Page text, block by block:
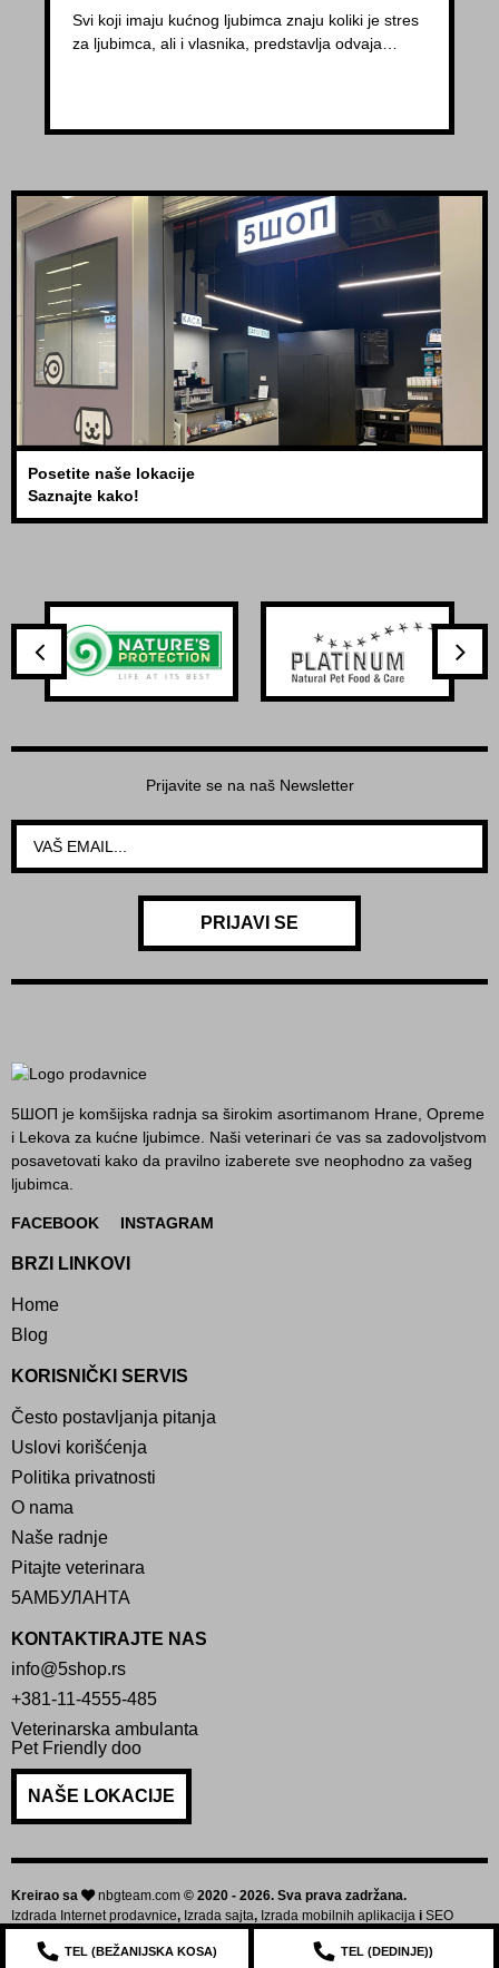
Svi koji imaju kućnog ljubimca znaju koliki je stres
za ljubimca, ali i vlasnika, predstavlja odvaja…
Posetite naše lokacije
Saznajte kako!
Prijavite se na naš Newsletter
PRIJAVI SE
5ШОП je komšijska radnja sa širokim asortimanom Hrane, Opreme
i Lekova za kućne ljubimce. Naši veterinari će vas sa zadovoljstvom
posavetovati kako da pravilno izaberete sve neophodno za vašeg
ljubimca.
FACEBOOK INSTAGRAM
BRZI LINKOVI
Home
Blog
KORISNIČKI SERVIS
Često postavljanja pitanja
Uslovi korišćenja
Politika privatnosti
O nama
Naše radnje
Pitajte veterinara
5АМБУЛАНТА
KONTAKTIRAJTE NAS
info@5shop.rs
+381-11-4555-485
Veterinarska ambulanta
Pet Friendly doo
NAŠE LOKACIJE
Kreirao sa nbgteam.com © 2020 - 2026. Sva prava zadržana.
Izdrada Internet prodavnice, Izrada sajta, Izrada mobilnih aplikacija i SEO
TEL (BEŽANIJSKA KOSA) TEL (DEDINJE))